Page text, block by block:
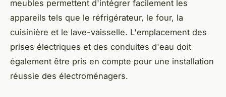
meubles permettent d'intégrer facilement les
appareils tels que le réfrigérateur, le four, la
cuisinière et le lave-vaisselle. L'emplacement des
prises électriques et des conduites d'eau doit
également être pris en compte pour une installation
réussie des électroménagers.